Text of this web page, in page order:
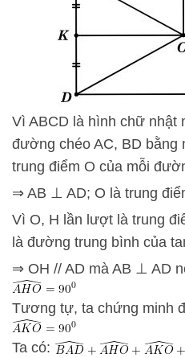
Vì ABCD là hình chữ nhật
đường chéo AC, BD bằng
trung điểm O của mỗi
⇒ AB ⊥ AD; O là trung
Vì O, H lần lượt là trung
là đường trung bình của
⇒ OH // AD mà AB ⊥ AD
Tương tự, ta chứng minh
Ta có: